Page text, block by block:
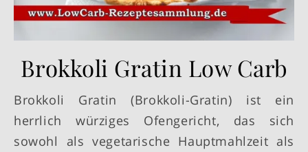
Brokkoli Gratin Low Carb
Brokkoli Gratin (Brokkoli-Gratin) ist ein
herrlich würziges Ofengericht, das sich
sowohl als vegetarische Hauptmahlzeit als